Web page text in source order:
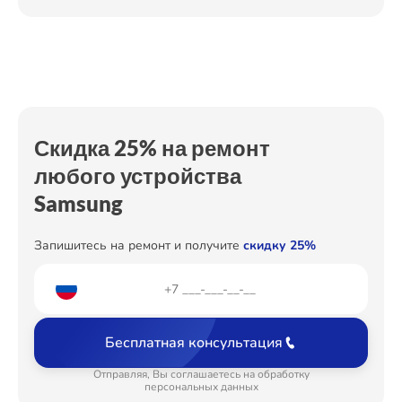
Скидка 25% на ремонт
любого устройства
Samsung
Запишитесь на ремонт и получите скидку 25%
Бесплатная консультация
Отправляя, Вы соглашаетесь на обработку
персональных данных
Ремонт Кондиционеров
Ремонт ТВ-приставок
Ремонт Сушильных машин